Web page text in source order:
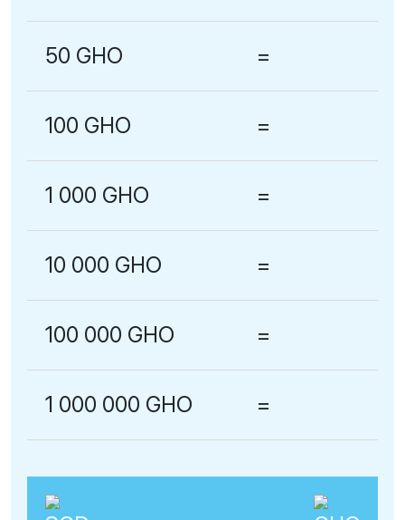
50 GHO =
100 GHO =
1 000 GHO =
10 000 GHO =
100 000 GHO =
1 000 000 GHO =